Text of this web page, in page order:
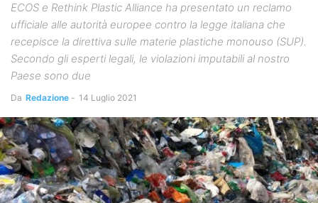
ECOS e Rethink Plastic Alliance ha presentato un reclamo
ufficiale alle autorità europee contro la legge italiana che
recepisce la direttiva sulle materie plastiche monouso (SUP).
Secondo gli esperti legali, le violazioni imputabili al nostro
Paese sono due
Da Redazione - 14 Luglio 2021